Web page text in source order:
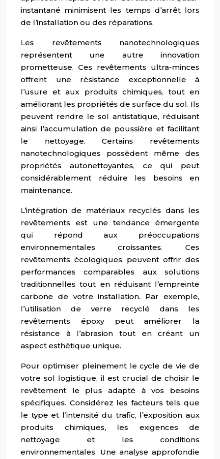
instantané minimisent les temps d’arrêt lors
de l’installation ou des réparations.
Les revêtements nanotechnologiques
représentent une autre innovation
prometteuse. Ces revêtements ultra-minces
offrent une résistance exceptionnelle à
l’usure et aux produits chimiques, tout en
améliorant les propriétés de surface du sol. Ils
peuvent rendre le sol antistatique, réduisant
ainsi l’accumulation de poussière et facilitant
le nettoyage. Certains revêtements
nanotechnologiques possèdent même des
propriétés autonettoyantes, ce qui peut
considérablement réduire les besoins en
maintenance.
L’intégration de matériaux recyclés dans les
revêtements est une tendance émergente
qui répond aux préoccupations
environnementales croissantes. Ces
revêtements écologiques peuvent offrir des
performances comparables aux solutions
traditionnelles tout en réduisant l’empreinte
carbone de votre installation. Par exemple,
l’utilisation de verre recyclé dans les
revêtements époxy peut améliorer la
résistance à l’abrasion tout en créant un
aspect esthétique unique.
Pour optimiser pleinement le cycle de vie de
votre sol logistique, il est crucial de choisir le
revêtement le plus adapté à vos besoins
spécifiques. Considérez les facteurs tels que
le type et l’intensité du trafic, l’exposition aux
produits chimiques, les exigences de
nettoyage et les conditions
environnementales. Une analyse approfondie